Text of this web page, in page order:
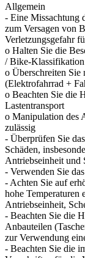
Allgemein
- Eine Missachtung
zum Versagen von
Verletzungsgefahr
o Halten Sie die
/ Bike-
o Überschreiten Sie
(Elektrofahrrad +
o Beachten Sie die
Lastentransport
o Manipulation des
zulässig
- Überprüfen Sie
Schäden,
Antriebseinheit und
- Verwenden Sie
- Achten Sie auf
hohe Temperaturen
Antriebseinheit,
- Beachten Sie die
Anbauteilen
zur Verwendung
- Beachten Sie die